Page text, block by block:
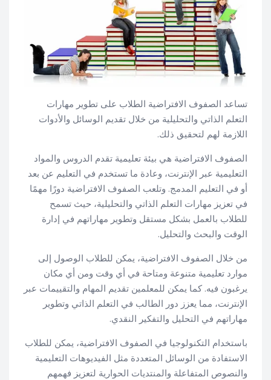
تساعد الصفوف الافتراضية الطلاب على تطوير مهارات
التعلم الذاتي والتحليلية من خلال تقديم الوسائل والأدوات
اللازمة لهم لتحقيق ذلك.
الصفوف الافتراضية هي بيئة تعليمية تقدم الدروس والمواد
التعليمية عبر الإنترنت، وعادة ما تستخدم في التعليم عن بعد
أو في التعليم المدمج. وتلعب الصفوف الافتراضية دورًا مهمًا
في تعزيز مهارات التعلم الذاتي والتحليلية، حيث تسمح
للطلاب بالعمل بشكل مستقل وتطوير مهاراتهم في إدارة
الوقت والبحث والتحليل.
من خلال الصفوف الافتراضية، يمكن للطلاب الوصول إلى
موارد تعليمية متنوعة ومتاحة في أي وقت ومن أي مكان
يرغبون فيه. كما يمكن للمعلمين تقديم المهام والتقييمات عبر
الإنترنت، مما يعزز دور الطالب في التعلم الذاتي وتطوير
مهاراتهم في التحليل والتفكير النقدي.
باستخدام التكنولوجيا في الصفوف الافتراضية، يمكن للطلاب
الاستفادة من الوسائل المتعددة مثل الفيديوهات التعليمية
والنصوص المتفاعلة والمنتديات الحوارية لتعزيز فهمهم